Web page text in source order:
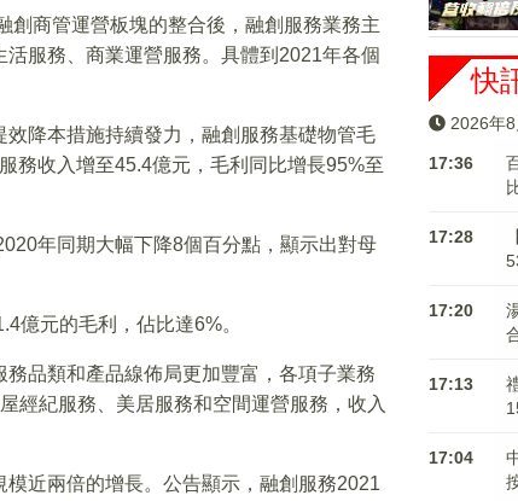
創商管運營板塊的整合後，融創服務業務主
服務、商業運營服務。具體到2021年各個
降本措施持續發力，融創服務基礎物管毛
務收入增至45.4億元，毛利同比增長95%至
年同期大幅下降8個百分點，顯示出對母
億元的毛利，佔比達6%。
品類和產品線佈局更加豐富，各項子業務
經紀服務、美居服務和空間運營服務，收入
近兩倍的增長。公告顯示，融創服務2021
快
2026年
17:36
17:28
17:20
17:13
17:04